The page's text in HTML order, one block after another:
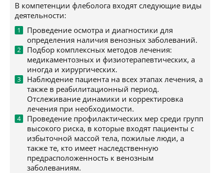
В компетенции флеболога входят следующие виды
деятельности:
Проведение осмотра и диагностики для
определения наличия венозных заболеваний.
Подбор комплексных методов лечения:
медикаментозных и физиотерапевтических, а
иногда и хирургических.
Наблюдение пациента на всех этапах лечения, а
также в реабилитационный период.
Отслеживание динамики и корректировка
лечения при необходимости.
Проведение профилактических мер среди групп
высокого риска, в которые входят пациенты с
избыточной массой тела, пожилые люди, а
также те, кто имеет наследственную
предрасположенность к венозным
заболеваниям.